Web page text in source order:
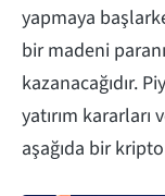
yapmaya
bir madeni
kazanacağıdır.
yatırım kararları
aşağıda bir